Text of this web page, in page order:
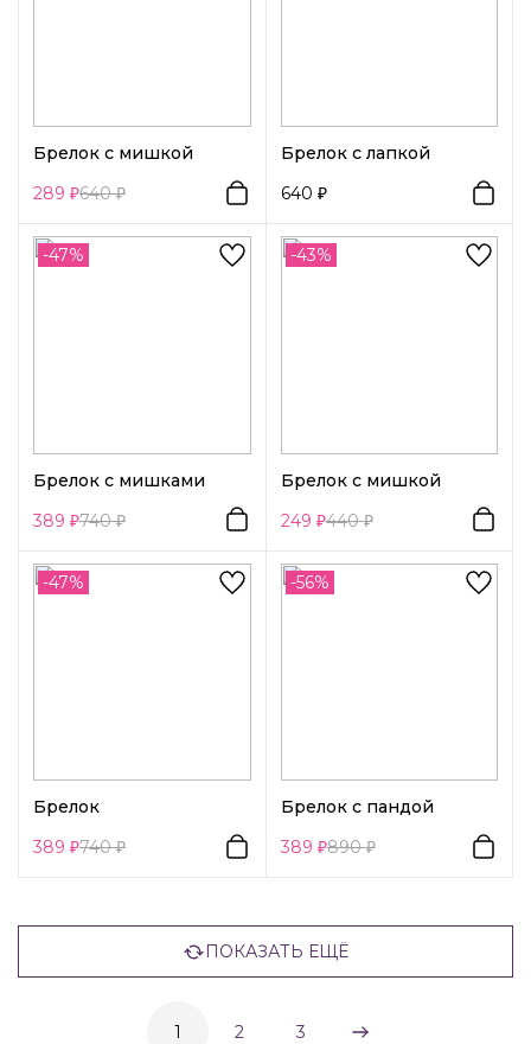
Брелок с мишкой
289
640
Брелок с лапкой
640
-47%
Брелок с мишками
389
740
-43%
Брелок с мишкой
249
440
-47%
Брелок
389
740
-56%
Брелок с пандой
389
890
ПОКАЗАТЬ ЕЩЁ
1 2 3